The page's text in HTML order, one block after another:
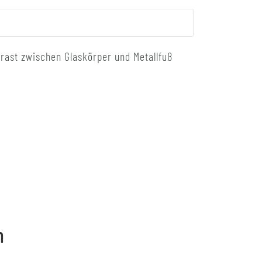
zwischen Glaskörper und Metallfuß